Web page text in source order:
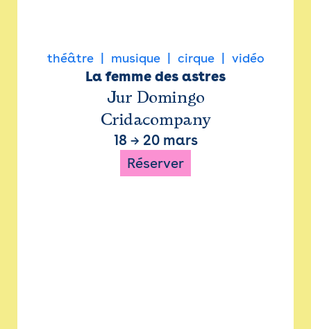
théâtre musique cirque vidéo
La femme des astres
Jur Domingo
Cridacompany
18 → 20 mars
Réserver